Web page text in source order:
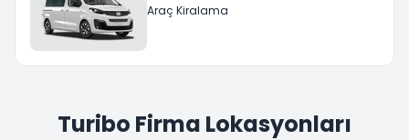
Araç Kiralama
Turibo Firma Lokasyonları